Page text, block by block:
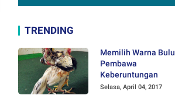
TRENDING
Memilih Warna Bulu
Pembawa
Keberuntungan
Selasa, April 04, 2017